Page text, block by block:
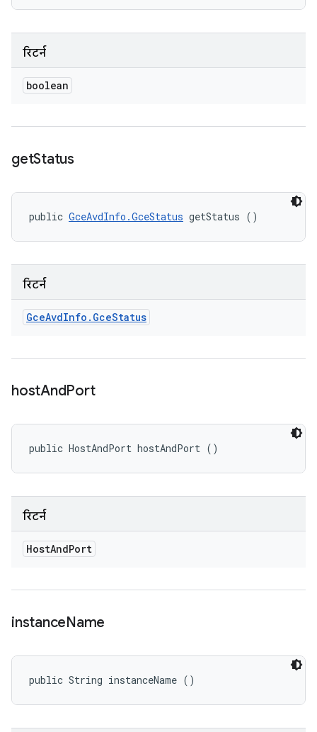
रिटर्न
boolean
getStatus
public GceAvdInfo.GceStatus getStatus ()
रिटर्न
GceAvdInfo . GceStatus
hostAndPort
public HostAndPort hostAndPort ()
रिटर्न
HostAndPort
instanceName
public String instanceName ()